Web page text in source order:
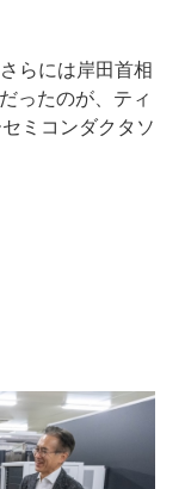
らには岸田首相
ったのが、ティ
ミコンダクタソ